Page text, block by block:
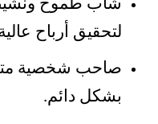
شاب طموح ونشيط
لتحقيق أرباح
صاحب شخصية
بشكل دائم.